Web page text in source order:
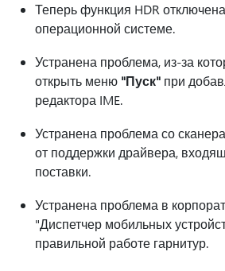
Теперь функция HDR
операционной системе.
Устранена проблема, из-за
открыть меню "Пуск" при
редактора IME.
Устранена проблема со
от поддержки драйвера,
поставки.
Устранена проблема в
"Диспетчер мобильных
правильной работе гарнитур.